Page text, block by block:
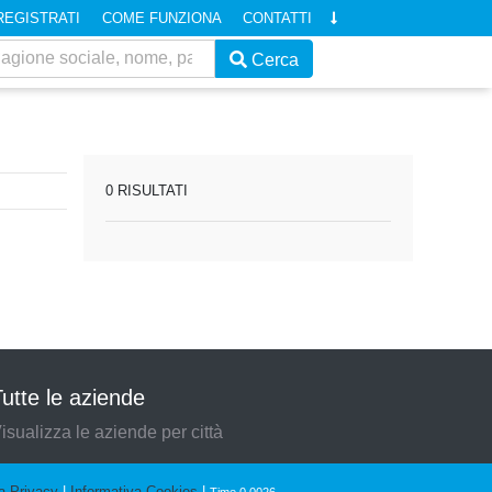
0 RISULTATI
COME FUNZIONA CONTATTI
Cerca
le aziende
le aziende per città